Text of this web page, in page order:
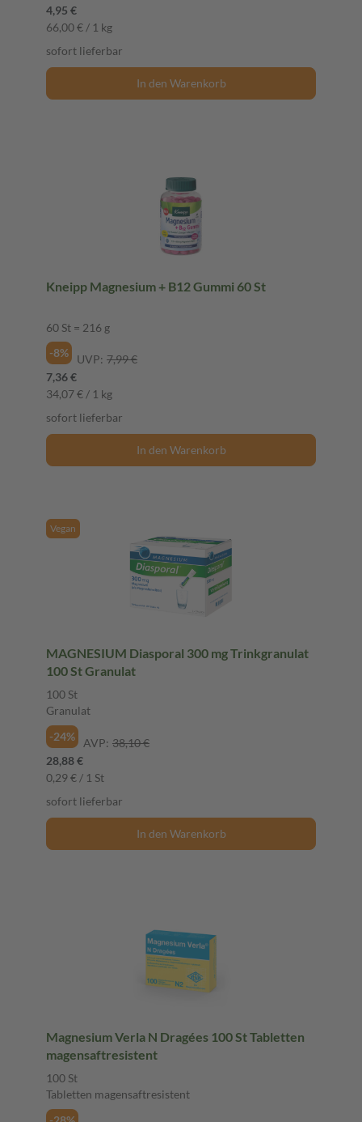
4,95 €
66,00 € / 1 kg
sofort lieferbar
In den Warenkorb
Kneipp Magnesium + B12 Gummi 60 St
60 St = 216 g
-8%
UVP: 7,99 €
7,36 €
34,07 € / 1 kg
sofort lieferbar
In den Warenkorb
Vegan
MAGNESIUM Diasporal 300 mg Trinkgranulat
100 St Granulat
100 St
Granulat
-24%
AVP: 38,10 €
28,88 €
0,29 € / 1 St
sofort lieferbar
In den Warenkorb
Magnesium Verla N Dragées 100 St Tabletten
magensaftresistent
100 St
Tabletten magensaftresistent